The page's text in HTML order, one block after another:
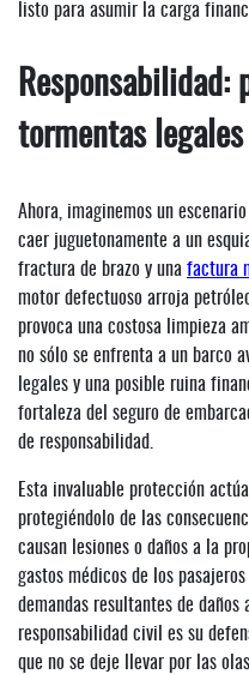
listo para asumir la carga
Responsabilidad:
tormentas legales
Ahora, imaginemos un
caer juguetonamente a un
fractura de brazo y una factura
motor defectuoso arroja
provoca una costosa limpieza
no sólo se enfrenta a un barco
legales y una posible ruina
fortaleza del seguro de
de responsabilidad.
Esta invaluable protección
protegiéndolo de las
causan lesiones o daños a la
gastos médicos de los
demandas resultantes de daños
responsabilidad civil es su
que no se deje llevar por las